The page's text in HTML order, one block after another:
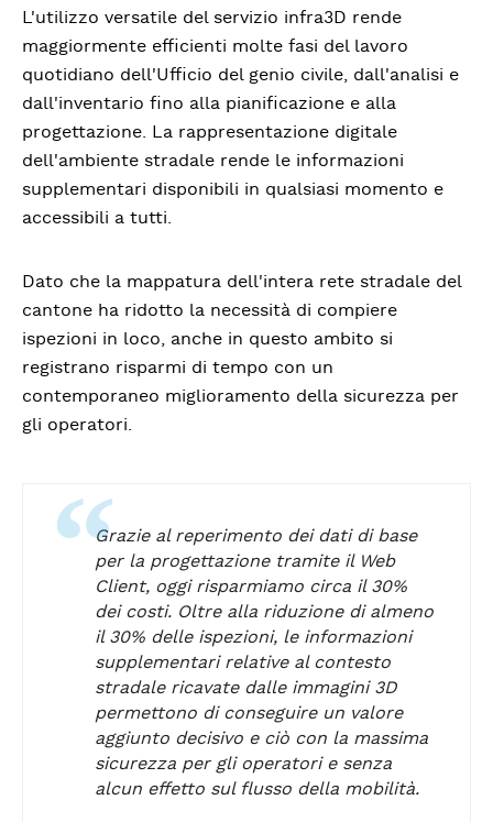
L'utilizzo versatile del servizio infra3D rende
maggiormente efficienti molte fasi del lavoro
quotidiano dell'Ufficio del genio civile, dall'analisi e
dall'inventario fino alla pianificazione e alla
progettazione. La rappresentazione digitale
dell'ambiente stradale rende le informazioni
supplementari disponibili in qualsiasi momento e
accessibili a tutti.
Dato che la mappatura dell'intera rete stradale del
cantone ha ridotto la necessità di compiere
ispezioni in loco, anche in questo ambito si
registrano risparmi di tempo con un
contemporaneo miglioramento della sicurezza per
gli operatori.
Grazie al reperimento dei dati di base
per la progettazione tramite il Web
Client, oggi risparmiamo circa il 30%
dei costi. Oltre alla riduzione di almeno
il 30% delle ispezioni, le informazioni
supplementari relative al contesto
stradale ricavate dalle immagini 3D
permettono di conseguire un valore
aggiunto decisivo e ciò con la massima
sicurezza per gli operatori e senza
alcun effetto sul flusso della mobilità.